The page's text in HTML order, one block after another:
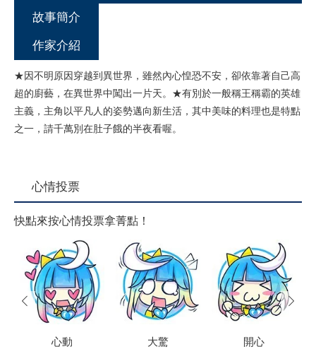
故事簡介
作家介紹
★因不明原因穿越到異世界，雖然內心惶恐不安，卻依靠著自己高
超的廚藝，在異世界中闖出一片天。★有別於一般稱王稱霸的英雄
主義，主角以平凡人的姿勢邁向新生活，其中美味的料理也是特點
之一，請千萬別在肚子餓的半夜看喔。
心情投票
快點來按心情投票拿菁點！
心動
大驚
開心
prev next